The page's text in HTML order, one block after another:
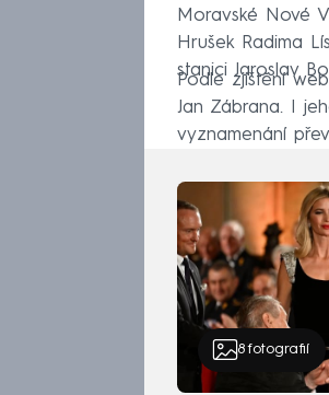
Moravské Nové
Hrušek Radima
stanici Jaroslav
Podle zjištění
Jan Zábrana. I
vyznamenání
8fotografií